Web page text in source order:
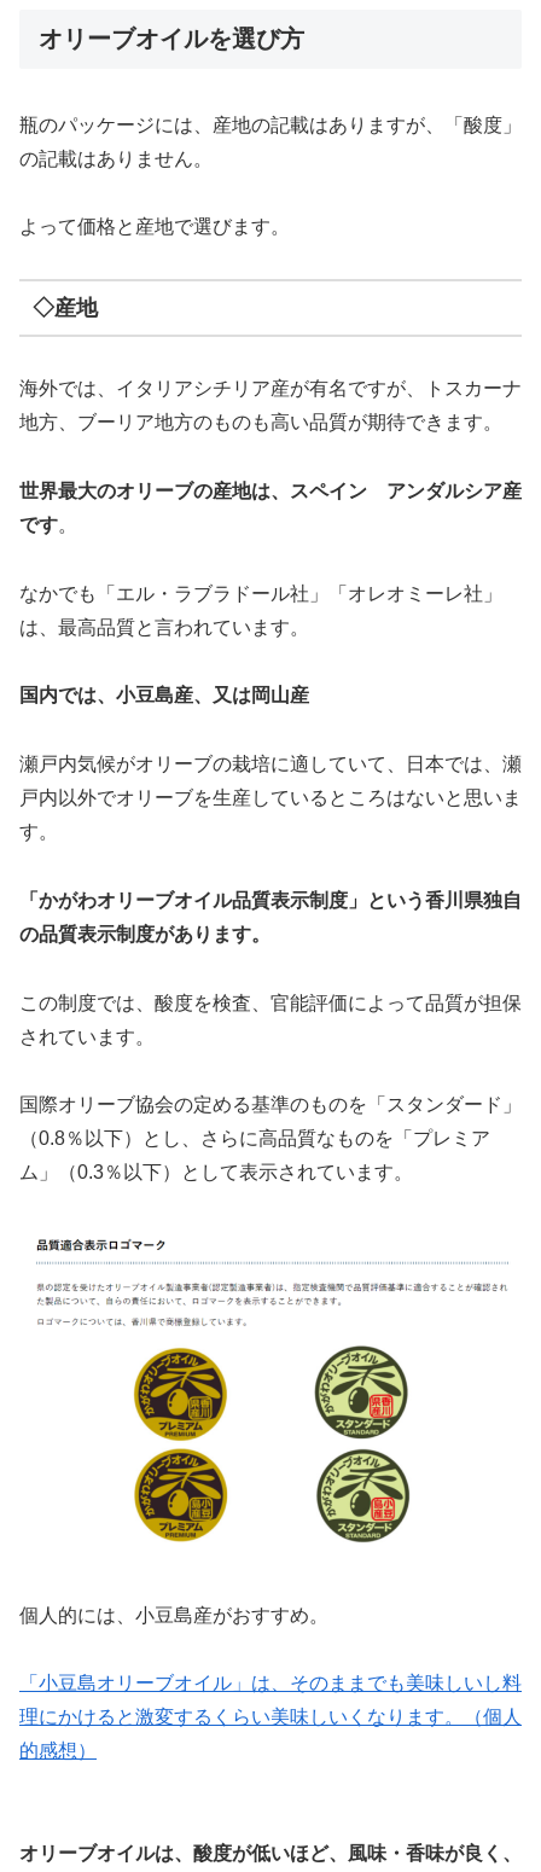
オリーブオイルを選び方
瓶のパッケージには、産地の記載はありますが、「酸度」
の記載はありません。
よって価格と産地で選びます。
◇産地
海外では、イタリアシチリア産が有名ですが、トスカーナ
地方、ブーリア地方のものも高い品質が期待できます。
世界最大のオリーブの産地は、スペイン アンダルシア産
です。
なかでも「エル・ラブラドール社」「オレオミーレ社」
は、最高品質と言われています。
国内では、小豆島産、又は岡山産
瀬戸内気候がオリーブの栽培に適していて、日本では、瀬
戸内以外でオリーブを生産しているところはないと思いま
す。
「かがわオリーブオイル品質表示制度」という香川県独自
の品質表示制度があります。
この制度では、酸度を検査、官能評価によって品質が担保
されています。
国際オリーブ協会の定める基準のものを「スタンダード」
（0.8％以下）とし、さらに高品質なものを「プレミア
ム」（0.3％以下）として表示されています。
個人的には、小豆島産がおすすめ。
「小豆島オリーブオイル」は、そのままでも美味しいし料
理にかけると激変するくらい美味しいくなります。（個人
的感想）
オリーブオイルは、酸度が低いほど、風味・香味が良く、